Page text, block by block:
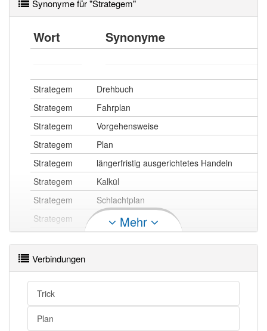
Synonyme für "Strategem"
Wort Synonyme
Strategem
Drehbuch
Strategem
Fahrplan
Strategem
Vorgehensweise
Strategem
Plan
Strategem
längerfristig ausgerichtetes Handeln
Strategem
Kalkül
Strategem
Schlachtplan
Strategem
Strategie
Strategem
Strategema
Strategem
Mehr
Verbindungen
Trick
Plan